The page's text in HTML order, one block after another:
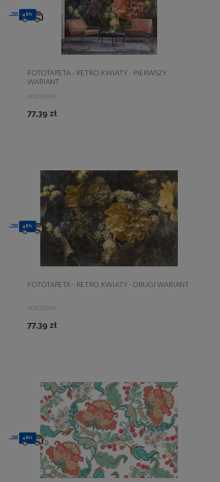
FOTOTAPETA - RETRO KWIATY - PIERWSZY
WARIANT
DOSTĘPNY
77,39 zł
48h
FOTOTAPETA - RETRO KWIATY - DRUGI WARIANT
DOSTĘPNY
77,39 zł
48h
48h